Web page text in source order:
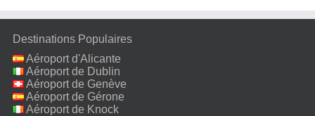
Destinations Populaires
Aéroport d'Alicante
Aéroport de Dublin
Aéroport de Genève
Aéroport de Gérone
Aéroport de Knock